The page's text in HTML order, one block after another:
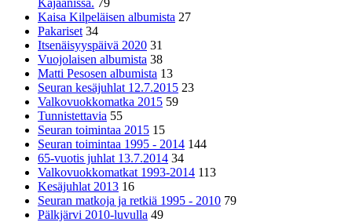
Kajaanissa. 79
Kaisa Kilpeläisen albumista 27
Pakariset 34
Itsenäisyyspäivä 2020 31
Vuojolaisen albumista 38
Matti Pesosen albumista 13
Seuran kesäjuhlat 12.7.2015 23
Valkovuokkomatka 2015 59
Tunnistettavia 55
Seuran toimintaa 2015 15
Seuran toimintaa 1995 - 2014 144
65-vuotis juhlat 13.7.2014 34
Valkovuokkomatkat 1993-2014 113
Kesäjuhlat 2013 16
Seuran matkoja ja retkiä 1995 - 2010 79
Pälkjärvi 2010-luvulla 49